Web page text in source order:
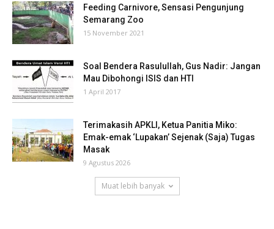
Feeding Carnivore, Sensasi Pengunjung
Semarang Zoo
15 November 2021
Soal Bendera Rasulullah, Gus Nadir: Jangan
Mau Dibohongi ISIS dan HTI
1 April 2017
Terimakasih APKLI, Ketua Panitia Miko:
Emak-emak ‘Lupakan’ Sejenak (Saja) Tugas
Masak
9 Agustus 2026
Muat lebih banyak